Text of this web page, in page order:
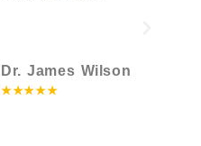
Dr. James Wilson
★★★★★